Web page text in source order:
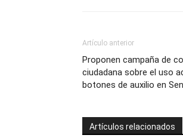
Artículo anterior
Proponen campaña de
ciudadana sobre el uso
botones de auxilio en
Artículos relacionados